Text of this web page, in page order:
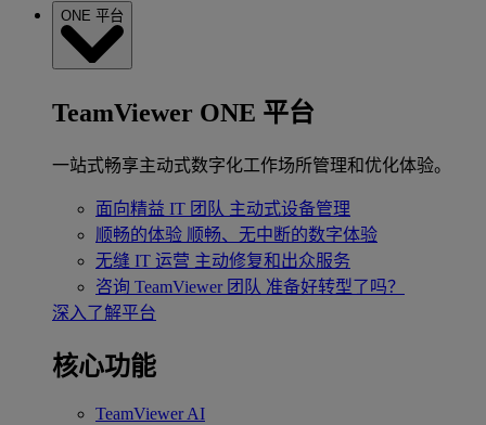
ONE 平台
TeamViewer ONE 平台
一站式畅享主动式数字化工作场所管理和优化体验。
面向精益 IT 团队 主动式设备管理
顺畅的体验 顺畅、无中断的数字体验
无缝 IT 运营 主动修复和出众服务
咨询 TeamViewer 团队 准备好转型了吗？
深入了解平台
核心功能
TeamViewer AI